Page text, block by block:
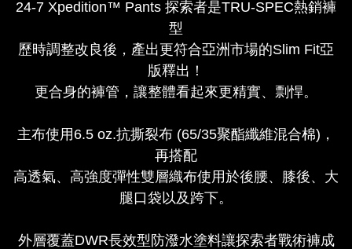
24-7 Xpedition™ Pants 探索者是TRU-SPEC熱銷褲
型
歷時調整改良後，產出更符合亞洲市場的Slim Fit亞
版釋出！
更合身的褲管，讓整體看起來更精實、剽悍。
主布使用6.5 oz.抗撕裂布 (65/35聚酯纖維混合棉)，
再搭配
高透氣、高強度彈性雙層織布使用於後腰、膝後、大
腿口袋以及跨下。
外層覆蓋DWR長效型防潑水塗料讓探索者戰術褲成